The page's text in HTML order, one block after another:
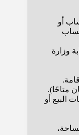
أو
وزارة
متاحًا).
البيع أو